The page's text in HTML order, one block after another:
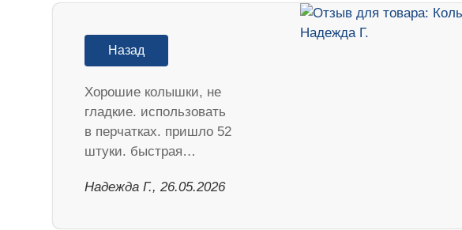
Назад
Хорошие колышки, не
гладкие. использовать
в перчатках. пришло 52
штуки. быстрая…
Надежда Г., 26.05.2026